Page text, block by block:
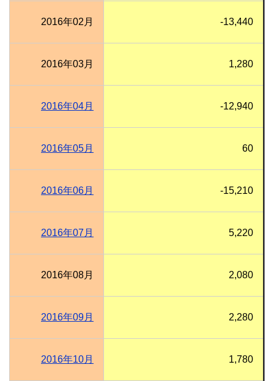
2016年02月 -13,440
2016年03月 1,280
2016年04月 -12,940
2016年05月 60
2016年06月 -15,210
2016年07月 5,220
2016年08月 2,080
2016年09月 2,280
2016年10月 1,780